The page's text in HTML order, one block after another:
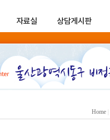
자료실 상담게시판
Home